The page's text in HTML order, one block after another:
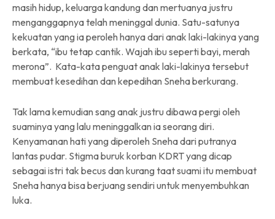
masih hidup, keluarga kandung dan mertuanya justru
menganggapnya telah meninggal dunia. Satu-satunya
kekuatan yang ia peroleh hanya dari anak laki-lakinya yang
berkata, “ibu tetap cantik. Wajah ibu seperti bayi, merah
merona”. Kata-kata penguat anak laki-lakinya tersebut
membuat kesedihan dan kepedihan Sneha berkurang.
Tak lama kemudian sang anak justru dibawa pergi oleh
suaminya yang lalu meninggalkan ia seorang diri.
Kenyamanan hati yang diperoleh Sneha dari putranya
lantas pudar. Stigma buruk korban KDRT yang dicap
sebagai istri tak becus dan kurang taat suami itu membuat
Sneha hanya bisa berjuang sendiri untuk menyembuhkan
luka.